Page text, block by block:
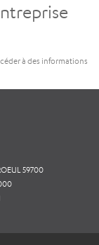
à des informations
59700